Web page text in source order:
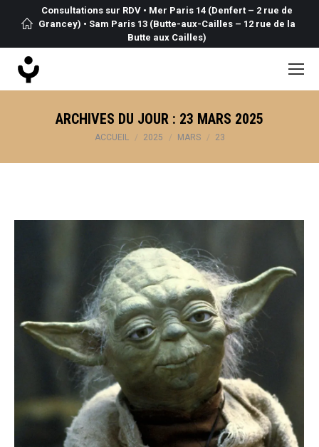
Consultations sur RDV • Mer Paris 14 (Denfert – 2 rue de
Grancey) • Sam Paris 13 (Butte-aux-Cailles – 12 rue de la
Butte aux Cailles)
ARCHIVES DU JOUR : 23 MARS 2025
Vous êtes ici :
ACCUEIL 2025 MARS 23